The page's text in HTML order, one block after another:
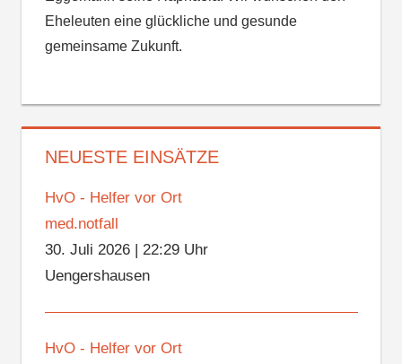
Eheleuten eine glückliche und gesunde
gemeinsame Zukunft.
NEUESTE EINSÄTZE
HvO - Helfer vor Ort
med.notfall
30. Juli 2026| 22:29 Uhr
Uengershausen
HvO - Helfer vor Ort